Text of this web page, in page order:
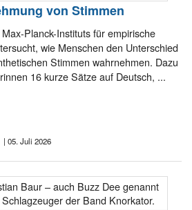
von Stimmen
Planck-Instituts für empirische
wie Menschen den Unterschied
Stimmen wahrnehmen. Dazu
16 kurze Sätze auf Deutsch, ...
| 05. Juli 2026